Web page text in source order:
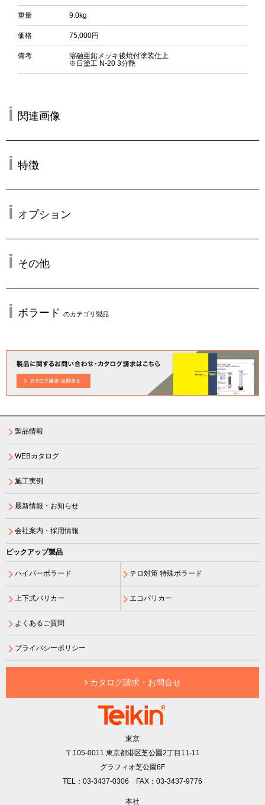
重量 9.0kg
価格 75,000円
備考
溶融亜鉛メッキ後焼付塗装仕上
※日塗工 N-20 3分艶
関連画像
特徴
オプション
その他
ボラード のカテゴリ製品
製品情報
WEBカタログ
施工実例
最新情報・お知らせ
会社案内・採用情報
ピックアップ製品
ハイパーボラード テロ対策 特殊ボラード
上下式バリカー エコバリカー
よくあるご質問
プライバシーポリシー
カタログ請求・お問合せ
東京
〒105-0011 東京都港区芝公園2丁目11-11
グラフィオ芝公園6F
TEL：03-3437-0306 FAX：03-3437-9776
本社